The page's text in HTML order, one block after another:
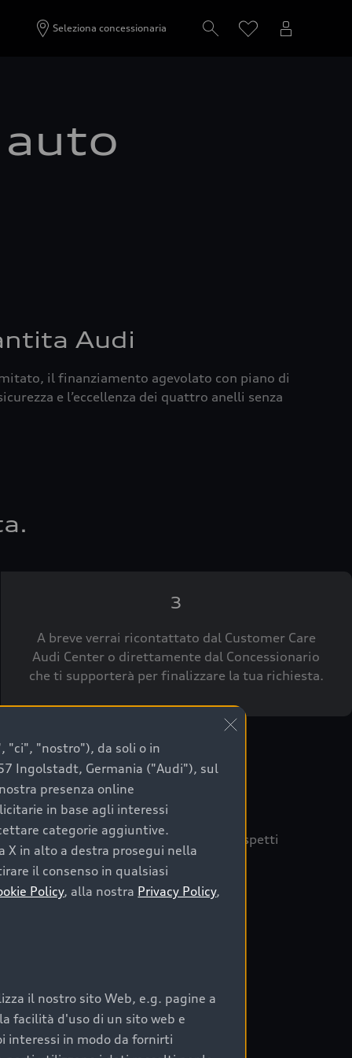
"ci", "nostro"), da soli o in
Ingolstadt, Germania ("Audi"), sul
presenza online
in base agli interessi
categorie aggiuntive.
in alto a destra prosegui nella
il consenso in qualsiasi
Policy, alla nostra Privacy Policy,
il nostro sito Web, e.g. pagine a
facilità d'uso di un sito web e
interessi in modo da fornirti
Seleziona concessionaria
Audi
il finanziamento agevolato con piano di
e l’eccellenza dei quattro anelli senza
3
A breve verrai ricontattato dal Customer Care
Audi Center o direttamente dal Concessionario
che ti supporterà per finalizzare la tua richiesta.
sicuro, è essenziale considerare aspetti
Prima Scelta :plus
nel tempo;